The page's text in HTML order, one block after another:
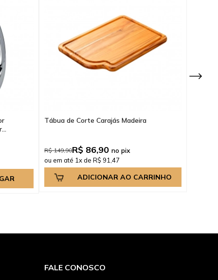
Tábua de Corte Carajás Madeira
R$ 149,90R$ 86,90no pix
ou em até 1x de R$ 91,47
ADICIONAR AO CARRINHO
FALE CONOSCO